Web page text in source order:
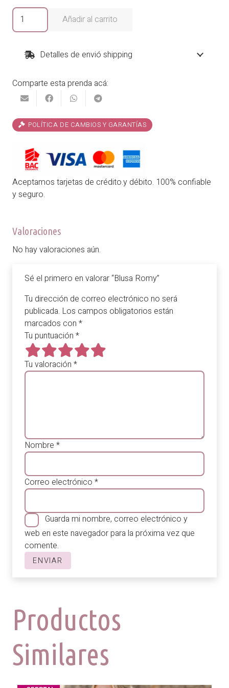
era:
Blusa
Romy
Añadir al carrito
Detalles de envió shipping
Comparte esta prenda acá:
POLÍTICA DE CAMBIOS Y GARANTÍAS
Aceptamos tarjetas de crédito.y débito. 100% confiable
y seguro.
Valoraciones
No hay valoraciones aún.
Sé el primero en valorar “Blusa Romy”
Tu dirección de correo electrónico no será
publicada. Los campos obligatorios están
marcados con *
Tu puntuación *
Tu valoración *
Nombre *
Correo electrónico *
Guarda mi nombre, correo electrónico y
web en este navegador para la próxima vez que
comente.
Productos
Similares